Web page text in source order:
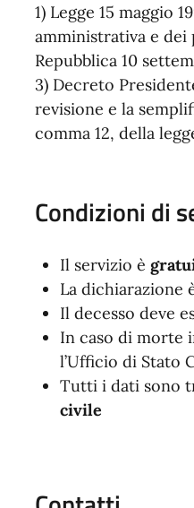
1) Legge 15 maggio
amministrativa e
Repubblica 10
3) Decreto
revisione e la
comma 12, della
Condizioni di
Il servizio è
La dichiarazione
Il decesso deve
In caso di morte
l’Ufficio di Stato
Tutti i dati sono
civile